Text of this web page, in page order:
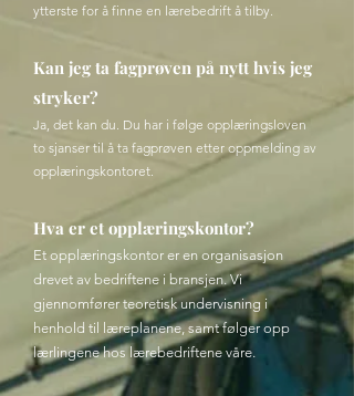
ytterste for å finne en lærebedrift å tilby.
Kan jeg ta fagprøven på nytt hvis jeg
stryker?
Ja, det kan du. Du har i følge opplæringsloven
to sjanser til å ta fagprøven etter oppmelding av
opplæringskontoret.
Hva er et opplæringskontor?
Et opplæringskontor er en organisasjon
drevet av bedriftene i bransjen. Vi
gjennomfører teoretisk undervisning i
henhold til læreplanene, samt følger opp
lærlingene hos lærebedriftene våre.